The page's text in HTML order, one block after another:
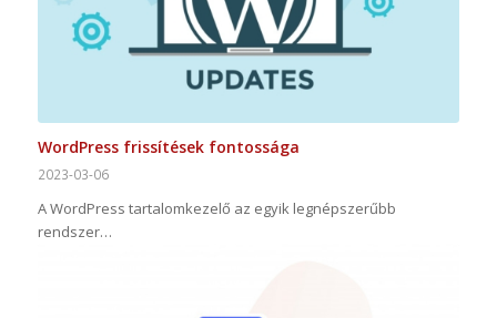
WordPress frissítések fontossága
2023-03-06
A WordPress tartalomkezelő az egyik legnépszerűbb
rendszer…